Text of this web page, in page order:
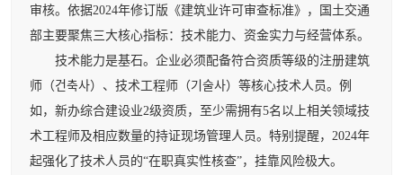
审核。依据2024年修订版《建筑业许可审查标准》，国土交通
部主要聚焦三大核心指标：技术能力、资金实力与经营体系。
技术能力是基石。企业必须配备符合资质等级的注册建筑
师（건축사）、技术工程师（기술사）等核心技术人员。例
如，新办综合建设业2级资质，至少需拥有5名以上相关领域技
术工程师及相应数量的持证现场管理人员。特别提醒，2024年
起强化了技术人员的“在职真实性核查”，挂靠风险极大。